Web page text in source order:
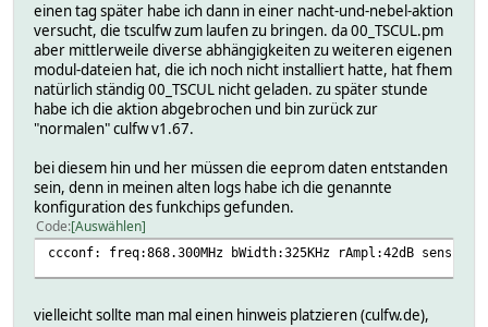
2024.03.24 14:11:24.012 4: CUL_Parse: cul868 a s_ is
2024.03.24 14:11:24.017 5: cul868: dispatch as_isOff
2024.03.24 14:11:24.090 3: cul868: Unknown code
2024.03.24 14:11:24.092 4: CUL_Parse: cul868 a s_ se
2024.03.24 14:11:24.095 5: cul868: dispatch
einen tag später habe ich dann in einer nacht-und-nebel-aktion
versucht, die tsculfw zum laufen zu bringen. da 00_TSCUL.pm
aber mittlerweile diverse abhängigkeiten zu weiteren eigenen
modul-dateien hat, die ich noch nicht installiert hatte, hat fhem
natürlich ständig 00_TSCUL nicht geladen. zu später stunde
habe ich die aktion abgebrochen und bin zurück zur
"normalen" culfw v1.67.
bei diesem hin und her müssen die eeprom daten entstanden
sein, denn in meinen alten logs habe ich die genannte
konfiguration des funkchips gefunden.
Code Auswählen
ccconf: freq:868.300MHz bWidth:325KHz rAmpl:42dB
vielleicht sollte man mal einen hinweis platzieren (culfw.de),